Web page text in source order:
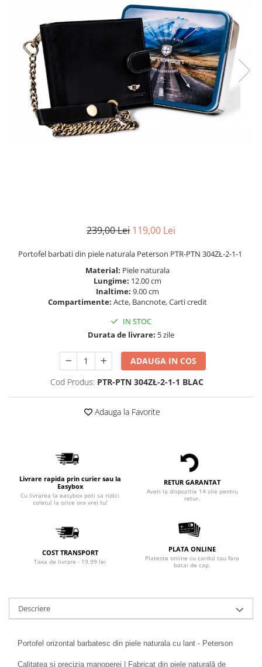
239,00 Lei 119,00 Lei
Portofel barbati din piele naturala Peterson PTR-PTN 304ZŁ-2-1-1
Material: Piele naturala
Lungime: 12.00 cm
Inaltime: 9.00 cm
Compartimente: Acte, Bancnote, Carti credit
IN STOC
Durata de livrare: 5 zile
ADAUGA IN COS
Cod Produs: PTR-PTN 304ZŁ-2-1-1 BLAC
Adauga la Favorite
Livrare rapida prin curier sau la
Easybox
Cu livrarea la easybox poti sa ridici
coletul la orice ora vrei tu!
RETUR GARANTAT
Aveti la dispozitie 14 zile pentru
retur.
COST TRANSPORT
Taxa de livrare - 19.99 lei
PLATA ONLINE
Plateste online cu cardul tau fara
batai de cap.
Descriere
Portofel orizontal barbatesc din piele naturala cu lant - Peterson
Calitatea și precizia manoperei | Fabricat din piele naturală de